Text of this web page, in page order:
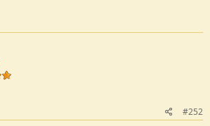
#252